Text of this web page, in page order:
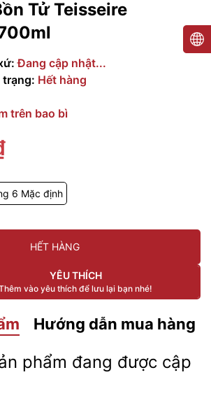
Tử Teisseire
Đang cập nhật...
trạng: Hết hàng
trên bao bì
6 Mặc định
HẾT HÀNG
YÊU THÍCH
vào yêu thích để lưu lại bạn nhé!
Hướng dẫn mua hàng
phẩm đang được cập